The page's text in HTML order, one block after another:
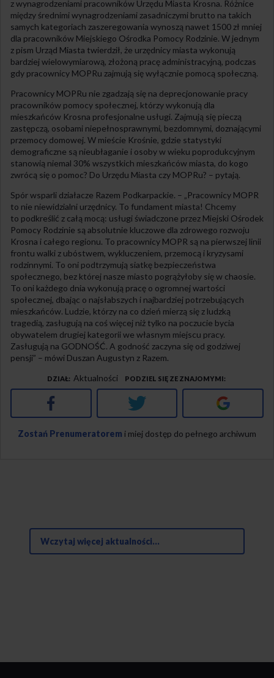
z wynagrodzeniami pracowników Urzędu Miasta Krosna. Różnice
między średnimi wynagrodzeniami zasadniczymi brutto na takich
samych kategoriach zaszeregowania wynoszą nawet 1500 zł mniej
dla pracowników Miejskiego Ośrodka Pomocy Rodzinie. W jednym
z pism Urząd Miasta twierdził, że urzędnicy miasta wykonują
bardziej wielowymiarową, złożoną pracę administracyjną, podczas
gdy pracownicy MOPRu zajmują się wyłącznie pomocą społeczną.
Pracownicy MOPRu nie zgadzają się na deprecjonowanie pracy
pracowników pomocy społecznej, którzy wykonują dla
mieszkańców Krosna profesjonalne usługi. Zajmują się pieczą
zastępczą, osobami niepełnosprawnymi, bezdomnymi, doznającymi
przemocy domowej. W mieście Krośnie, gdzie statystyki
demograficzne są nieubłaganie i osoby w wieku poprodukcyjnym
stanowią niemal 30% wszystkich mieszkańców miasta, do kogo
zwrócą się o pomoc? Do Urzędu Miasta czy MOPRu? – pytają.
Spór wsparli działacze Razem Podkarpackie. – „Pracownicy MOPR
to nie niewidzialni urzędnicy. To fundament miasta! Chcemy
to podkreślić z całą mocą: usługi świadczone przez Miejski Ośrodek
Pomocy Rodzinie są absolutnie kluczowe dla zdrowego rozwoju
Krosna i całego regionu. To pracownicy MOPR są na pierwszej linii
frontu walki z ubóstwem, wykluczeniem, przemocą i kryzysami
rodzinnymi. To oni podtrzymują siatkę bezpieczeństwa
społecznego, bez której nasze miasto pogrążyłoby się w chaosie.
To oni każdego dnia wykonują pracę o ogromnej wartości
społecznej, dbając o najsłabszych i najbardziej potrzebujących
mieszkańców. Ludzie, którzy na co dzień mierzą się z ludzką
tragedią, zasługują na coś więcej niż tylko na poczucie bycia
obywatelem drugiej kategorii we własnym miejscu pracy.
Zasługują na GODNOŚĆ. A godność zaczyna się od godziwej
pensji” – mówi Duszan Augustyn z Razem.
DZIAŁ Aktualności PODZIEL SIĘ ZE ZNAJOMYMI
Facebook Twitter Google+
Zostań Prenumeratorem i miej dostęp do pełnego archiwum
Wczytaj więcej aktualności...